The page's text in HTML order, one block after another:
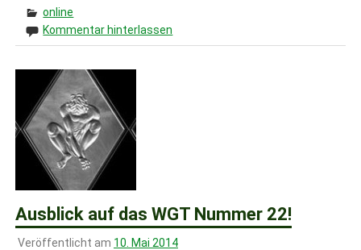
online
Kommentar hinterlassen
Ausblick auf das WGT Nummer 22!
Veröffentlicht am 10. Mai 2014